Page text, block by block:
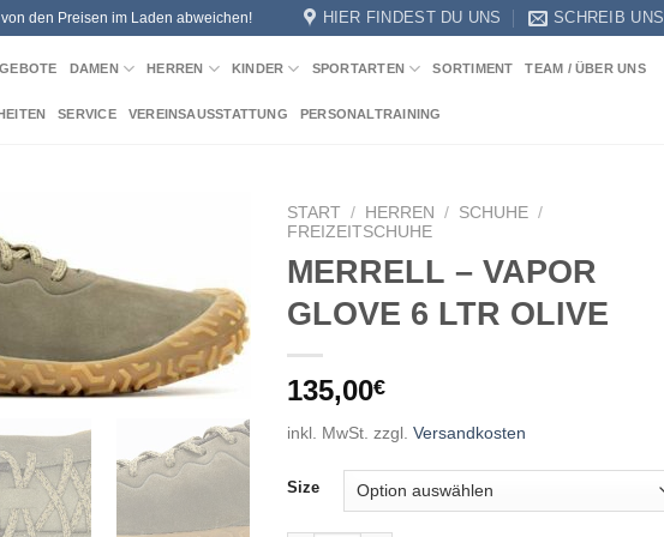
den Preisen im Laden abweichen! HIER FINDEST DU UNS SCHREIB UNS
DAMEN HERREN KINDER SPORTARTEN SORTIMENT TEAM / ÜBER UNS
SERVICE VEREINSAUSSTATTUNG PERSONALTRAINING
wishlist
START / HERREN / SCHUHE /
FREIZEITSCHUHE
MERRELL – VAPOR
GLOVE 6 LTR OLIVE
135,00€
inkl. MwSt. zzgl. Versandkosten
Size